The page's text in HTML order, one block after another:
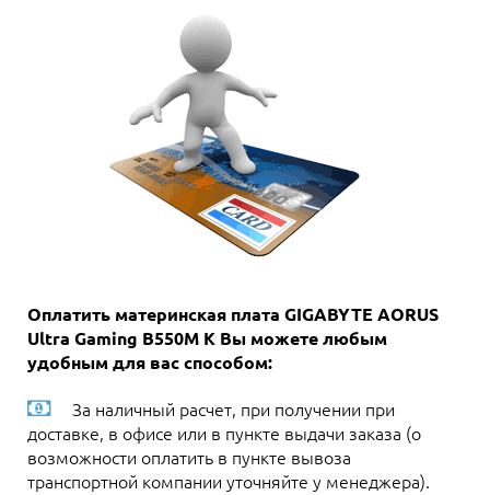
Оплатить материнская плата GIGABYTE AORUS
Ultra Gaming B550M K Вы можете любым
удобным для вас способом:
За наличный расчет, при получении при
доставке, в офисе или в пункте выдачи заказа (о
возможности оплатить в пункте вывоза
транспортной компании уточняйте у менеджера).